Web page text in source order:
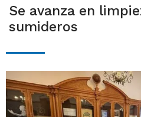
Se avanza en
sumideros